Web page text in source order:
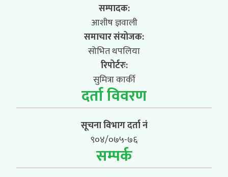
सम्पादक:
आशीष ज्ञवाली
समाचार संयोजक:
सोभित थपलिया
रिपोर्टरः:
सुमित्रा कार्की
दर्ता विवरण
सूचना विभाग दर्ता नं
९०४/०७५-७६
सम्पर्क